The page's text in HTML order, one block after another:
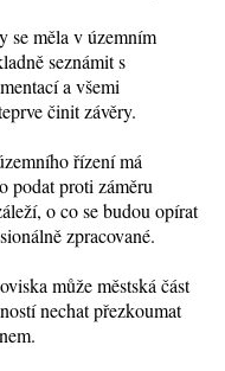
se měla v územním
seznámit s
a všemi
činit závěry.
řízení má
podat proti záměru
o co se budou opírat
zpracované.
může městská část
nechat přezkoumat